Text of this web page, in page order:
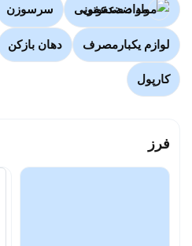
مواد ضدعفونی سرسوزن
لوازم یکبارمصرف دهان بازکن
کارپول
فرز